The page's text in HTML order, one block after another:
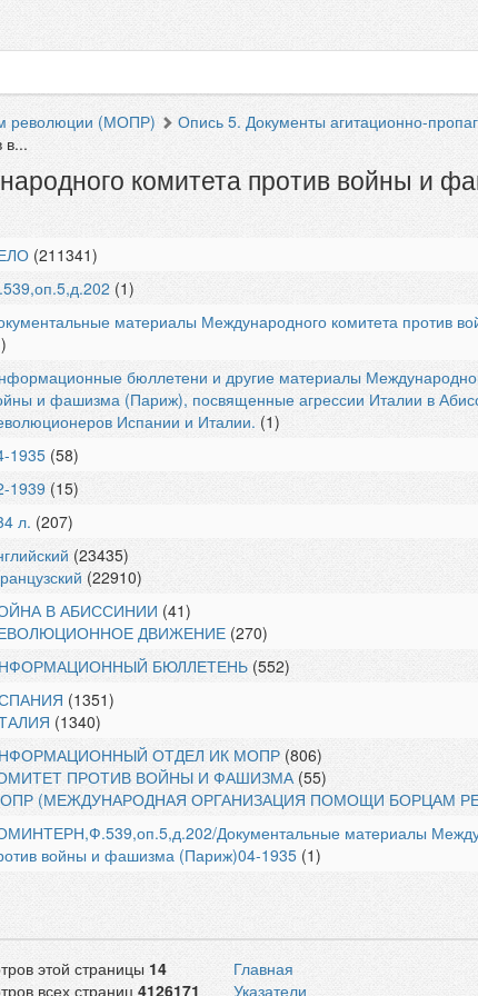
революции (МОПР)
Опись 5. Документы агитационно-
в...
комитета против войны и
(211341)
(1)
материалы Международного комитета против
бюллетени и другие материалы
и фашизма (Париж), посвященные агрессии Италии в
Испании и Италии. (1)
1935 (58)
1939 (15)
л. (207)
(23435)
(22910)
В АБИССИНИИ (41)
ДВИЖЕНИЕ (270)
БЮЛЛЕТЕНЬ (552)
(1351)
(1340)
ОТДЕЛ ИК МОПР (806)
ПРОТИВ ВОЙНЫ И ФАШИЗМА(55)
(МЕЖДУНАРОДНАЯ ОРГАНИЗАЦИЯ ПОМОЩИ БОРЦАМ
Документальные материалы
войны и фашизма (Париж)04-1935 (1)
этой страницы 14
всех страниц 4126171
Главная
Указатели